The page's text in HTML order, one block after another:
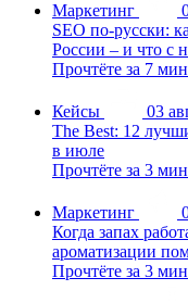
Маркетинг
SEO по-русски:
России – и что с
Прочтёте за 7
Кейсы
03
The Best: 12
в июле
Прочтёте за 3
Маркетинг
Когда запах
ароматизации
Прочтёте за 3